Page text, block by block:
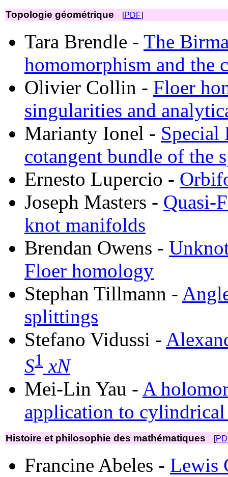
Topologie géométrique PDF
Tara Brendle - The
homomorphism and the
Olivier Collin - Floer
singularities and
Marianty Ionel - Special
cotangent bundle of the
Ernesto Lupercio -
Joseph Masters - Quasi-
knot manifolds
Brendan Owens -
Floer homology
Stephan Tillmann -
splittings
Stefano Vidussi -
S1 xN
Mei-Lin Yau - A
application to
Histoire et philosophie des mathématiques
Francine Abeles - Lewis